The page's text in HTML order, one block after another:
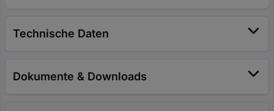
Technische Daten
Dokumente & Downloads